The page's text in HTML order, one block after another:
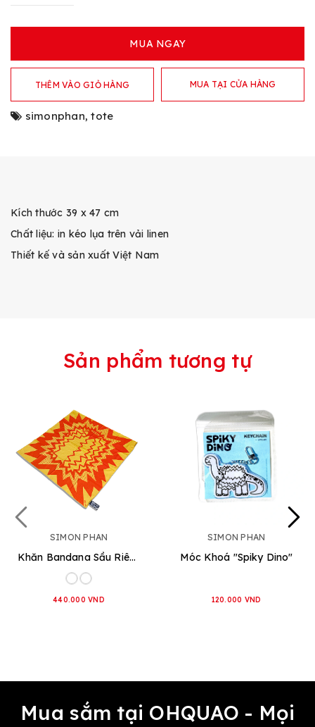
MUA NGAY
THÊM VÀO GIỎ HÀNG MUA TẠI CỬA HÀNG
simonphan,tote
Kích thước 39 x 47 cm
Chất liệu: in kéo lụa trên vải linen
Thiết kế và sản xuất Việt Nam
Sản phẩm tương tự
SIMON PHAN
Khăn Bandana Sầu Riêng
440.000 VND
SIMON PHAN
Móc Khoá "Spiky Dino"
120.000 VND
Mua sắm tại OHQUAO - Mọi